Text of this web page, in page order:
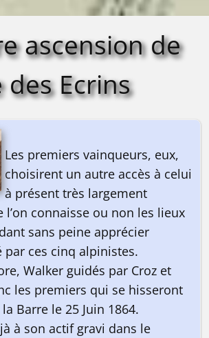
ascension de
des Ecrins
Les premiers vainqueurs, eux,
choisirent un autre accès à celui
à présent très largement
l’on connaisse ou non les lieux
sans peine apprécier
par ces cinq alpinistes.
Walker guidés par Croz et
les premiers qui se hisseront
Barre le 25 Juin 1864.
à son actif gravi dans le